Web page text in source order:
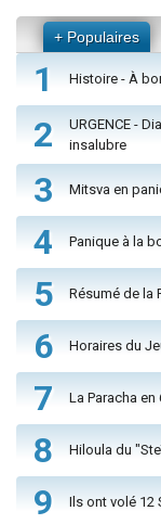
+ Populaires
1 Histoire - À
2
URGENCE -
insalubre
3 Mitsva en
4 Panique à la
5 Résumé de la
6 Horaires du
7 La Paracha
8 Hiloula du
9 Ils ont volé 12